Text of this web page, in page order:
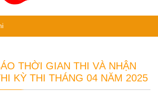
THỜI GIAN THI VÀ NHẬN
KỲ THI THÁNG 04 NĂM 2025